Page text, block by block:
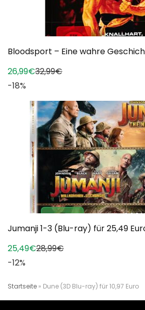
Bloodsport – Eine wahre
26,99€32,99€
-18%
Jumanji 1-3 (Blu-ray) für 25,49
25,49€28,99€
-12%
Startseite » Dune (3D Blu-ray) für 10,97 Euro